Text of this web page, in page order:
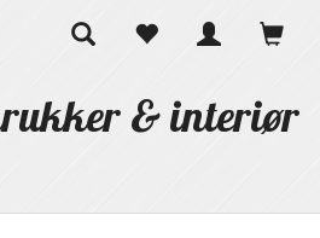
& interiør